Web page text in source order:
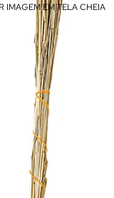
IMAGEM EM TELA CHEIA